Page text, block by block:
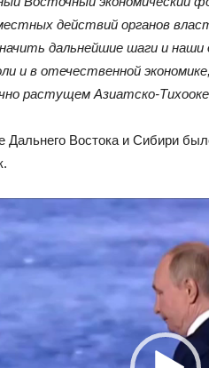
действий органов
дальнейшие шаги и
и в отечественной
растущем Азиатско-
Дальнего Востока и Сибири